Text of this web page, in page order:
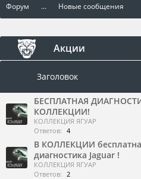
Форум ... Новые сообщения
Акции
Заголовок
БЕСПЛАТНАЯ
КОЛЛЕКЦИИ!
КОЛЛЕКЦИЯ ЯГУАР
Ответов: 4
В КОЛЛЕКЦИИ
диагностика Jaguar !
КОЛЛЕКЦИЯ ЯГУАР
Ответов: 2